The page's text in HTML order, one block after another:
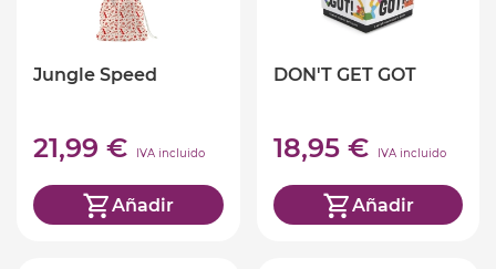
Jungle Speed
21,99 € IVA incluido
Añadir
DON'T GET GOT
18,95 € IVA incluido
Añadir